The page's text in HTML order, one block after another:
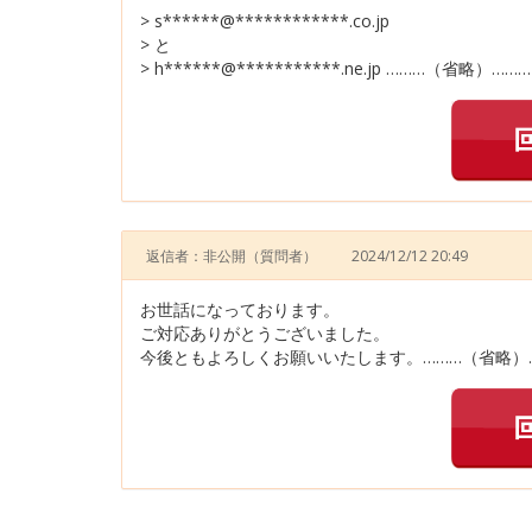
> s******@************.co.jp
> と
> h******@***********.ne.jp ………（省略）………
返信者：非公開 （質問者） 2024/12/12 20:49
お世話になっております。
ご対応ありがとうございました。
今後ともよろしくお願いいたします。………（省略